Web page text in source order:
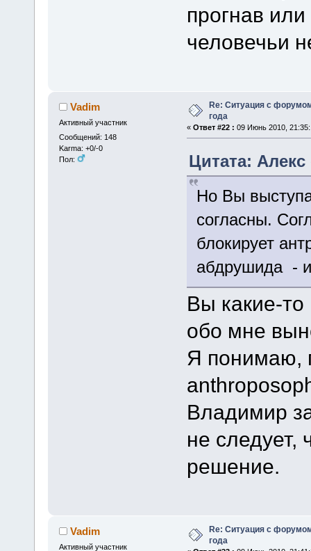
прогнав
человечьи
Vadim
Активный участник
Сообщений: 148
Karma: +0/-0
Пол:
Re: Ситуация с
года
« Ответ #22 : 09 Июнь 2010,
Цитата:
Но Вы
согласны.
блокирует
абдрушида -
Вы какие-
обо мне
Я понимаю,
Владимир
не следует,
решение.
Vadim
Активный участник
Re: Ситуация с
года